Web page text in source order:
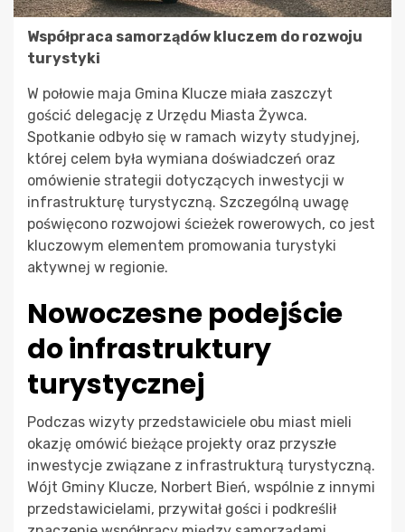
Współpraca samorządów kluczem do rozwoju
turystyki
W połowie maja Gmina Klucze miała zaszczyt
gościć delegację z Urzędu Miasta Żywca.
Spotkanie odbyło się w ramach wizyty studyjnej,
której celem była wymiana doświadczeń oraz
omówienie strategii dotyczących inwestycji w
infrastrukturę turystyczną. Szczególną uwagę
poświęcono rozwojowi ścieżek rowerowych, co jest
kluczowym elementem promowania turystyki
aktywnej w regionie.
Nowoczesne podejście
do infrastruktury
turystycznej
Podczas wizyty przedstawiciele obu miast mieli
okazję omówić bieżące projekty oraz przyszłe
inwestycje związane z infrastrukturą turystyczną.
Wójt Gminy Klucze, Norbert Bień, wspólnie z innymi
przedstawicielami, przywitał gości i podkreślił